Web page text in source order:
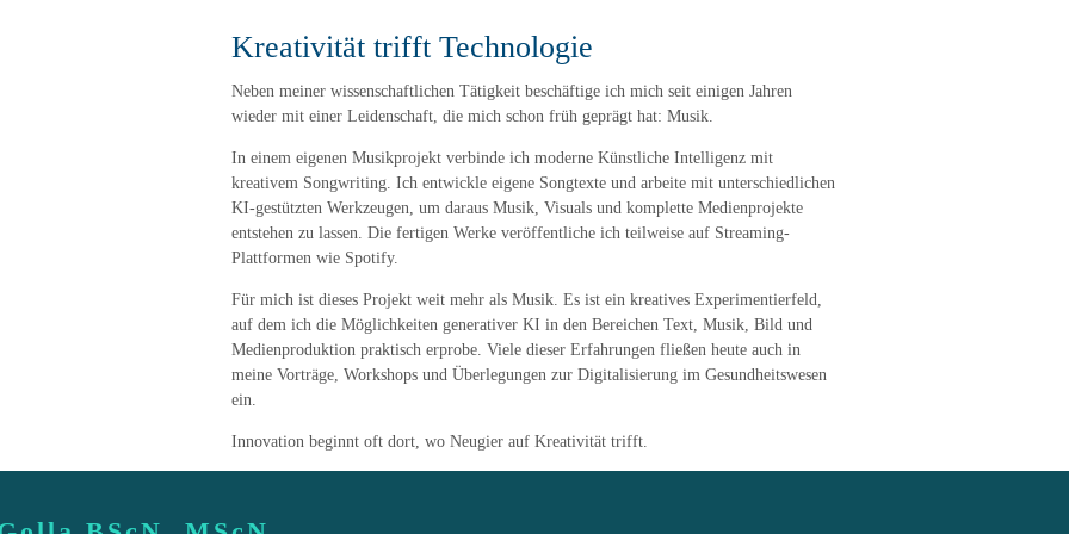
Kreativität trifft Technologie
Neben meiner wissenschaftlichen Tätigkeit beschäftige ich mich seit einigen Jahren
wieder mit einer Leidenschaft, die mich schon früh geprägt hat: Musik.
In einem eigenen Musikprojekt verbinde ich moderne Künstliche Intelligenz mit
kreativem Songwriting. Ich entwickle eigene Songtexte und arbeite mit unterschiedlichen
KI-gestützten Werkzeugen, um daraus Musik, Visuals und komplette Medienprojekte
entstehen zu lassen. Die fertigen Werke veröffentliche ich teilweise auf Streaming-
Plattformen wie Spotify.
Für mich ist dieses Projekt weit mehr als Musik. Es ist ein kreatives Experimentierfeld,
auf dem ich die Möglichkeiten generativer KI in den Bereichen Text, Musik, Bild und
Medienproduktion praktisch erprobe. Viele dieser Erfahrungen fließen heute auch in
meine Vorträge, Workshops und Überlegungen zur Digitalisierung im Gesundheitswesen
ein.
Innovation beginnt oft dort, wo Neugier auf Kreativität trifft.